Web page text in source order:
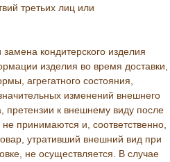
третьих лиц или
кондитерского изделия
изделия во время доставки,
агрегатного состояния,
изменений внешнего
претензии к внешнему виду после
принимаются и, соответственно,
утративший внешний вид при
не осуществляется. В случае